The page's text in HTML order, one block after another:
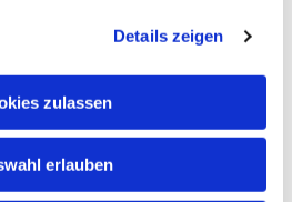
Details zeigen
zulassen
erlauben